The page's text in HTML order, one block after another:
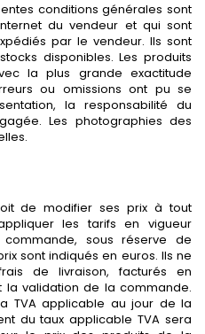
conditions générales sont
du vendeur et qui sont
par le vendeur. Ils sont
disponibles. Les produits
la plus grande exactitude
ou omissions ont pu se
la responsabilité du
Les photographies des
de modifier ses prix à tout
les tarifs en vigueur
sous réserve de
sont indiqués en euros. Ils ne
de livraison, facturés en
la validation de la commande.
TVA applicable au jour de la
du taux applicable TVA sera